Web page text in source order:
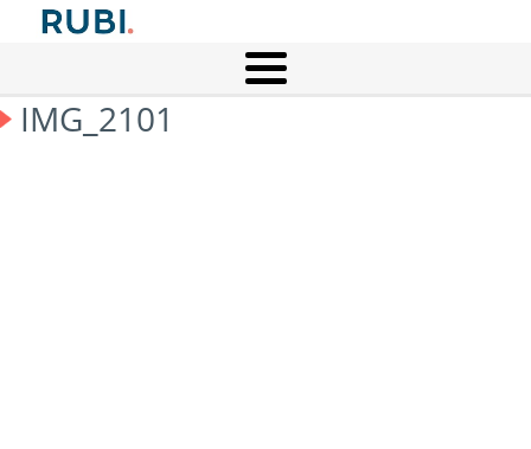
IMG_2101